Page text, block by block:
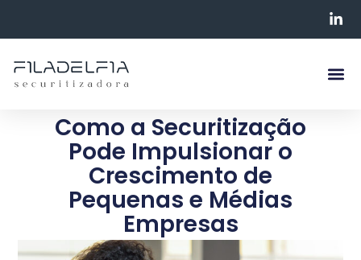
Como a Securitização
Pode Impulsionar o
Crescimento de
Pequenas e Médias
Empresas